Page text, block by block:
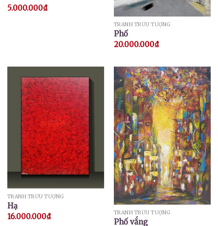
5.000.000₫
TRANH TRỪU TƯỢNG
Phố
20.000.000₫
TRANH TRỪU TƯỢNG
Hạ
16.000.000₫ TRANH TRỪU TƯỢNG
Phố vắng